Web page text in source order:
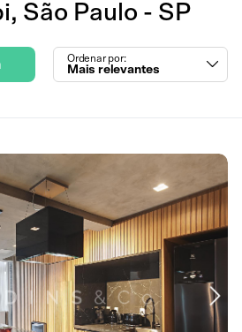
São Paulo - SP
Ordenar por:
Mais relevantes